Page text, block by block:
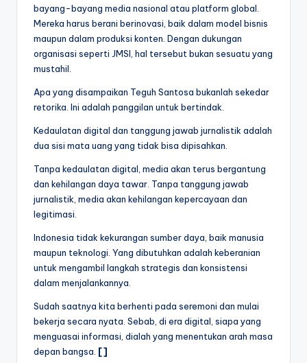
bayang-bayang media nasional atau platform global.
Mereka harus berani berinovasi, baik dalam model bisnis
maupun dalam produksi konten. Dengan dukungan
organisasi seperti JMSI, hal tersebut bukan sesuatu yang
mustahil.
Apa yang disampaikan Teguh Santosa bukanlah sekedar
retorika. Ini adalah panggilan untuk bertindak.
Kedaulatan digital dan tanggung jawab jurnalistik adalah
dua sisi mata uang yang tidak bisa dipisahkan.
Tanpa kedaulatan digital, media akan terus bergantung
dan kehilangan daya tawar. Tanpa tanggung jawab
jurnalistik, media akan kehilangan kepercayaan dan
legitimasi.
Indonesia tidak kekurangan sumber daya, baik manusia
maupun teknologi. Yang dibutuhkan adalah keberanian
untuk mengambil langkah strategis dan konsistensi
dalam menjalankannya.
Sudah saatnya kita berhenti pada seremoni dan mulai
bekerja secara nyata. Sebab, di era digital, siapa yang
menguasai informasi, dialah yang menentukan arah masa
depan bangsa. []